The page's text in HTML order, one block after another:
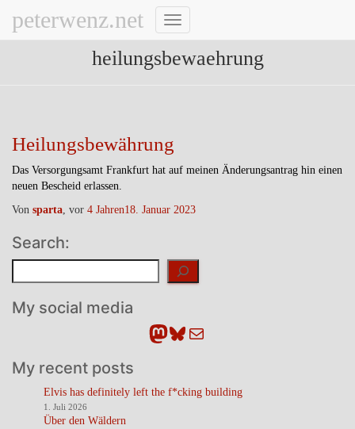
peterwenz.net
Navigation
umschalten
heilungsbewaehrung
Heilungsbewährung
Das Versorgungsamt Frankfurt hat auf meinen Änderungsantrag hin einen
neuen Bescheid erlassen.
Von sparta, vor 4 Jahren18. Januar 2023
Search:
My social media
Mastodon
Bluesky
E-Mail
My recent posts
Elvis has definitely left the f*cking building
1. Juli 2026
Über den Wäldern